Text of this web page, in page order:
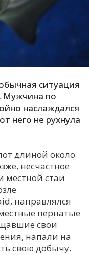
Р
С
Т
Х
Ч
Я
ситуация
Мужчина по
наслаждался
него не рухнула
длиной около
несчастное
местной стаи
направлялся
пернатые
свои
напали на
свою добычу.